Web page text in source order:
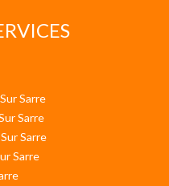
Sarre
Sarre
Sarre
Sarre